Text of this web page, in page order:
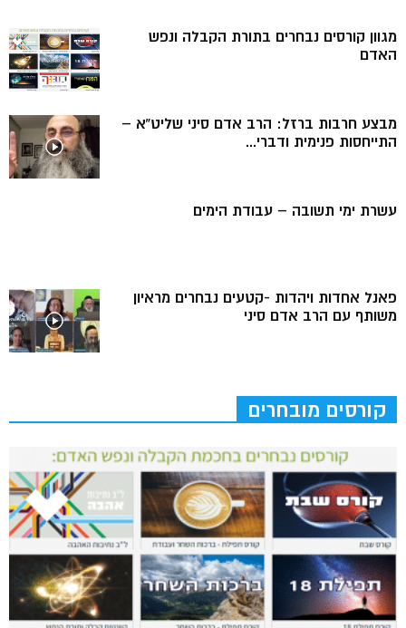
מגוון קורסים נבחרים בתורת הקבלה ונפש
האדם
מבצע חרבות ברזל: הרב אדם סיני שליט”א –
התייחסות פנימית ודברי...
עשרת ימי תשובה – עבודת הימים
פאנל אחדות ויהדות -קטעים נבחרים מראיון
משותף עם הרב אדם סיני
קורסים מובחרים